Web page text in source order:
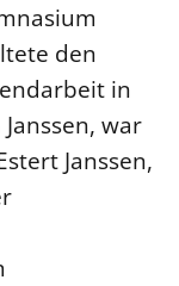
den
in
war
Janssen,